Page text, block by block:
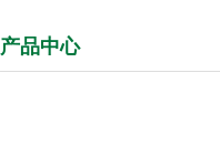
产品中心